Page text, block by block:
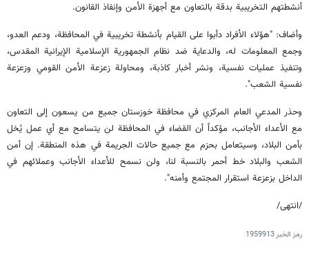
أنشطتهم التخريبية بدقة بالتعاون مع أجهزة الأمن وإنفاذ القانون.
وأضاف: "هؤلاء الأفراد دأبوا على القيام بأنشطة تخريبية في المحافظة، ودعم العدو،
وجمع المعلومات له، والدعاية ضد نظام الجمهورية الإسلامية الإيرانية المقدس،
وتنفيذ عمليات نفسية، ونشر أخبار كاذبة، ومحاولة زعزعة الأمن القومي وزعزعة
نفسية الشعب".
وحذر المدعي العام المركزي في محافظة خوزستان جميع من يسعون إلى التعاون
مع الأعداء الأجانب، مؤكداً أن القضاء في المحافظة لن يتسامح مع أي عمل يُخل
بأمن البلاد، وسيتعامل بحزم مع جميع حالات الجريمة في هذه المنطقة. إن أمن
الشعب والبلاد خط أحمر بالنسبة لنا، ولن نسمح للأعداء الأجانب وعملائهم في
الداخل بزعزعة استقرار المجتمع وأمنه".
/انتهى/
رمز الخبر1959913